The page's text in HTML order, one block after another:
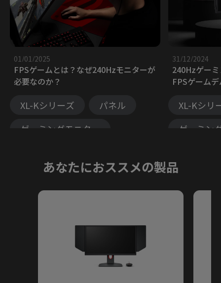
01/01/2025
FPSゲームとは？なぜ240Hzモニターが
必要なのか？
XL-Kシリーズ
パネル
ゲーミングモニター
31/12/2024
240Hzゲー
FPSゲーム
XL-Kシリ
ゲーミン
あなたにおススメの製品